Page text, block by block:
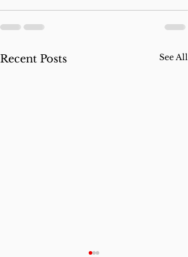
Recent Posts See All